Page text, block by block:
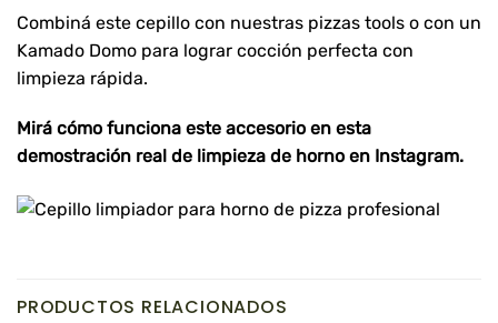
Combiná este cepillo con nuestras pizzas tools o con un
Kamado Domo para lograr cocción perfecta con
limpieza rápida.
Mirá cómo funciona este accesorio en esta
demostración real de limpieza de horno en Instagram.
PRODUCTOS RELACIONADOS